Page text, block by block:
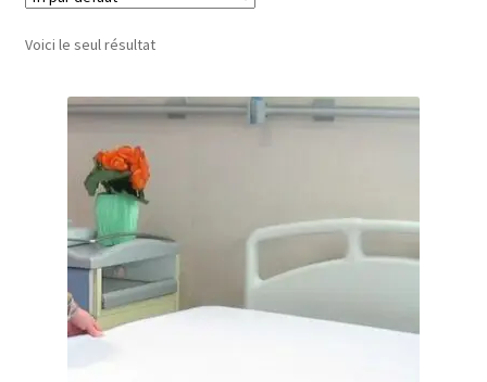
Accessoires Salle de bain
Sécurité
0.00 €
Voici le seul résultat